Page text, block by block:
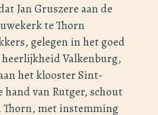
Jan Gruszere aan de
te Thorn
gelegen in het goed
Valkenburg,
het klooster Sint-
hand van Rutger, schout
Thorn, met instemming